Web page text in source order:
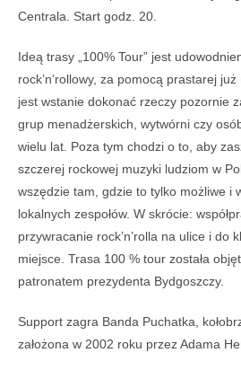
Centrala. Start godz. 20.
Ideą trasy „100% Tour” jest
rock’n’rollowy, za pomocą prastarej już
jest wstanie dokonać rzeczy pozornie
grup menadżerskich, wytwórni czy
wielu lat. Poza tym chodzi o to, aby
szczerej rockowej muzyki ludziom w
wszędzie tam, gdzie to tylko możliwe i
lokalnych zespołów. W skrócie:
przywracanie rock’n’rolla na ulice i do
miejsce. Trasa 100 % tour została
patronatem prezydenta Bydgoszczy.
Support zagra Banda Puchatka,
założona w 2002 roku przez Adama